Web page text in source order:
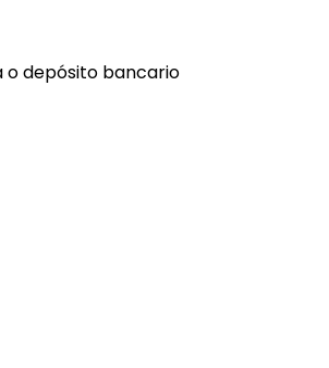
o depósito bancario